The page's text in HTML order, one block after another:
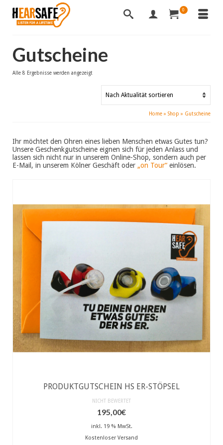
0
Gutscheine
Alle 8 Ergebnisse werden angezeigtNach
Home » Shop » Gutscheine
Ihr möchtet den Ohren eines lieben Menschen etwas Gutes tun?
Unsere Geschenkgutscheine eignen sich für jeden Anlass und
lassen sich nicht nur in unserem Online-Shop, sondern auch per
E-Mail, in unserem Kölner Geschäft oder „on Tour“ einlösen.
PRODUKTGUTSCHEIN HS ER-STÖPSEL
NICHT BEWERTET
195,00€
inkl. 19 % MwSt.
Kostenloser Versand